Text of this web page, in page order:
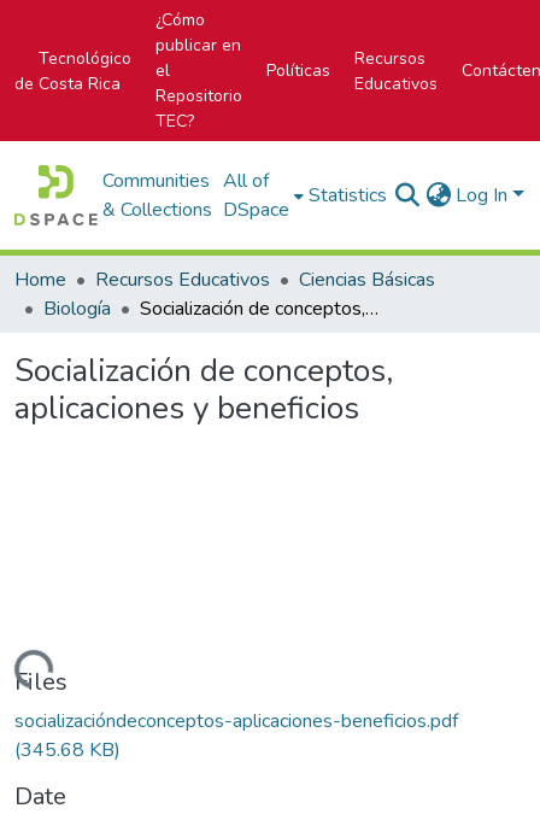
Tecnológico
de Costa Rica
¿Cómo
publicar en
el
Repositorio
TEC?
Políticas
Recursos
Educativos
Communities
& Collections
All of
DSpace
Statistics Log In
Home Recursos Educativos
Ciencias Básicas
Biología
Socialización de conceptos, aplicaciones y beneficios
Socialización de conceptos,
aplicaciones y beneficios
Loading...
Files
socializacióndeconceptos-aplicaciones-beneficios.pdf
(345.68 KB)
Date